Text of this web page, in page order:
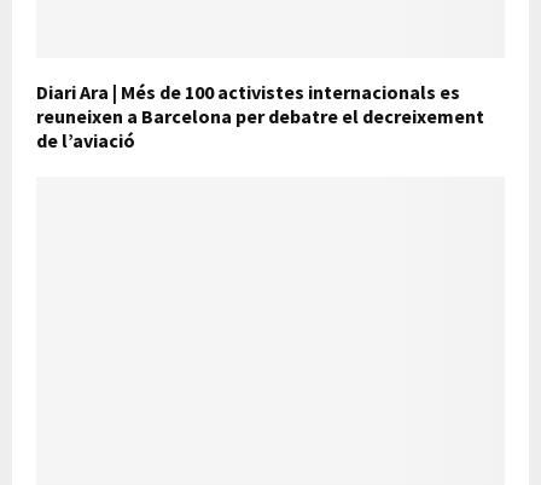
Diari Ara | Més de 100 activistes internacionals es
reuneixen a Barcelona per debatre el decreixement
de l’aviació